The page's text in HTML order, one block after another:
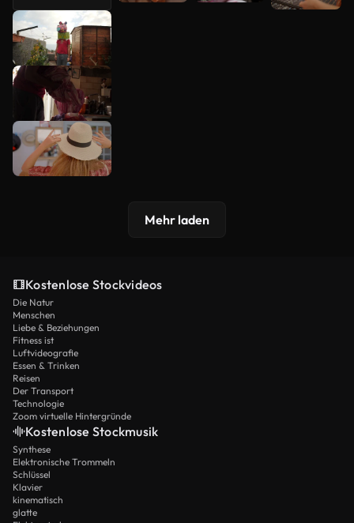
Mehr laden
Kostenlose Stockvideos
Die Natur
Menschen
Liebe & Beziehungen
Fitness ist
Luftvideografie
Essen & Trinken
Reisen
Der Transport
Technologie
Zoom virtuelle Hintergründe
Kostenlose Stockmusik
Synthese
Elektronische Trommeln
Schlüssel
Klavier
kinematisch
glatte